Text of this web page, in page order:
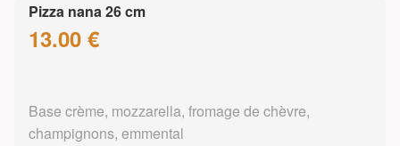
Pizza nana 26 cm
13.00 €
Base crème, mozzarella, fromage de chèvre,
champignons, emmental